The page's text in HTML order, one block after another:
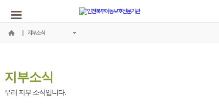
지부소식
지부소식
우리 지부 소식입니다.